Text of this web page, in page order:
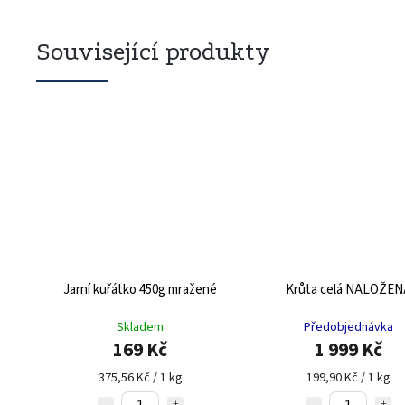
Související produkty
Jarní kuřátko 450g mražené
Skladem
169 Kč
375,56 Kč / 1 kg
Krůta celá
Předobjednávka
1 999 Kč
199,90 Kč / 1 kg